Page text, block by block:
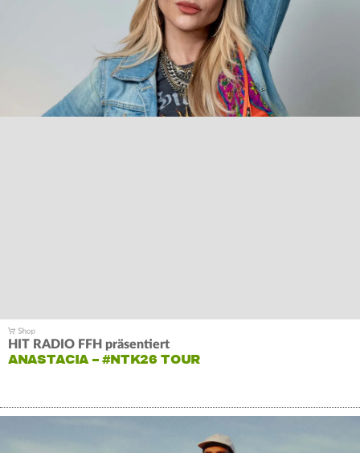
HIT RADIO FFH präsentiert
ANASTACIA – #NTK26 TOUR